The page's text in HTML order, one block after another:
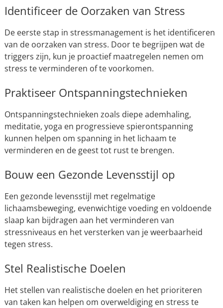
Identificeer de Oorzaken van Stress
De eerste stap in stressmanagement is het identificeren
van de oorzaken van stress. Door te begrijpen wat de
triggers zijn, kun je proactief maatregelen nemen om
stress te verminderen of te voorkomen.
Praktiseer Ontspanningstechnieken
Ontspanningstechnieken zoals diepe ademhaling,
meditatie, yoga en progressieve spierontspanning
kunnen helpen om spanning in het lichaam te
verminderen en de geest tot rust te brengen.
Bouw een Gezonde Levensstijl op
Een gezonde levensstijl met regelmatige
lichaamsbeweging, evenwichtige voeding en voldoende
slaap kan bijdragen aan het verminderen van
stressniveaus en het versterken van je weerbaarheid
tegen stress.
Stel Realistische Doelen
Het stellen van realistische doelen en het prioriteren
van taken kan helpen om overweldiging en stress te